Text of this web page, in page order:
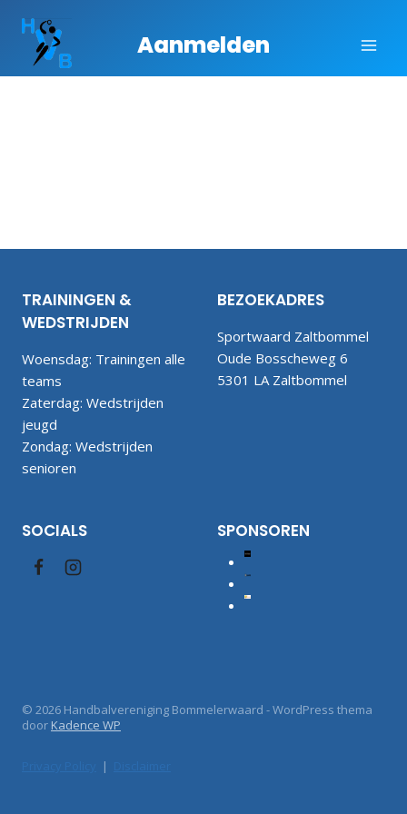
Aanmelden
TRAININGEN &
WEDSTRIJDEN
Woensdag: Trainingen alle
teams
Zaterdag: Wedstrijden
jeugd
Zondag: Wedstrijden
senioren
BEZOEKADRES
Sportwaard Zaltbommel
Oude Bosscheweg 6
5301 LA Zaltbommel
SOCIALS SPONSOREN
© 2026 Handbalvereniging Bommelerwaard - WordPress thema
door Kadence WP
|